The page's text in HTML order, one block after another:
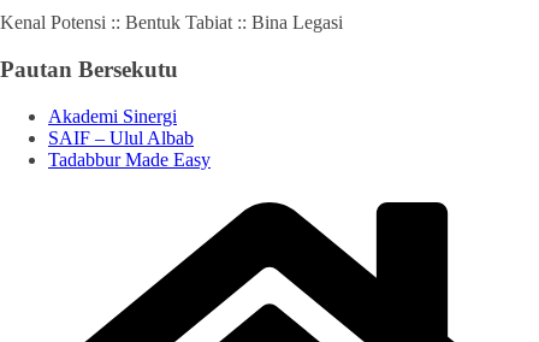
Kenal Potensi :: Bentuk Tabiat :: Bina Legasi
Pautan Bersekutu
Akademi Sinergi
SAIF – Ulul Albab
Tadabbur Made Easy